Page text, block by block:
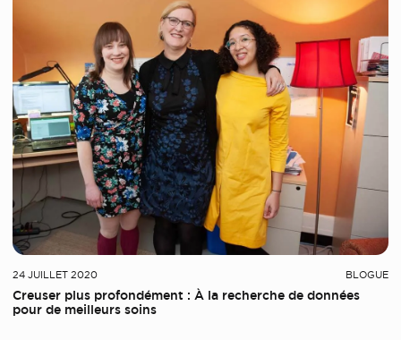
24 JUILLET 2020 BLOGUE
Creuser plus profondément : À la recherche de données
pour de meilleurs soins